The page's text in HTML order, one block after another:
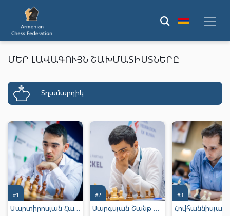
ՄԵՐ ԼԱՎԱԳՈՒՅՆ ՇԱԽՄԱՏԻՍՏՆԵՐԸ
Տղամարդիկ
Մարտիրոսյան Հայկ Միքայելի
#1
Սարգսյան Շանթ Մուրադի
#2 #3